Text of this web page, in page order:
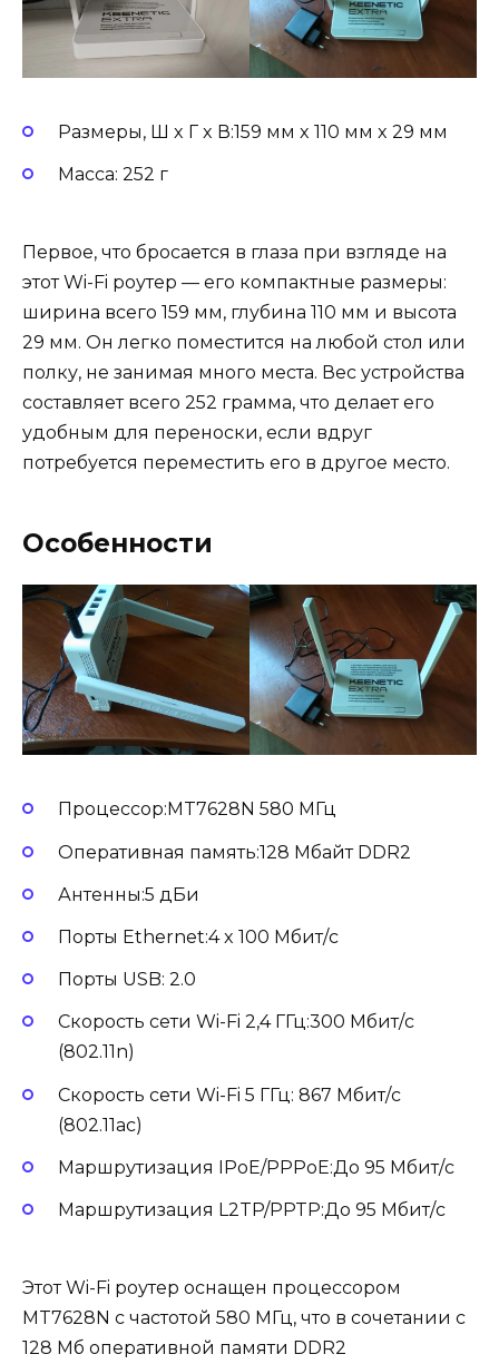
Размеры, Ш x Г x В:159 мм x 110 мм x 29 мм
Масса: 252 г
Первое, что бросается в глаза при взгляде на
этот Wi-Fi роутер — его компактные размеры:
ширина всего 159 мм, глубина 110 мм и высота
29 мм. Он легко поместится на любой стол или
полку, не занимая много места. Вес устройства
составляет всего 252 грамма, что делает его
удобным для переноски, если вдруг
потребуется переместить его в другое место.
Особенности
Процессор:MT7628N 580 МГц
Оперативная память:128 Мбайт DDR2
Антенны:5 дБи
Порты Ethernet:4 x 100 Мбит/с
Порты USB: 2.0
Скорость сети Wi-Fi 2,4 ГГц:300 Мбит/с
(802.11n)
Скорость сети Wi-Fi 5 ГГц: 867 Мбит/с
(802.11ac)
Маршрутизация IPoE/PPPoE:До 95 Мбит/с
Маршрутизация L2TP/PPTP:До 95 Мбит/с
Этот Wi-Fi роутер оснащен процессором
MT7628N с частотой 580 МГц, что в сочетании с
128 Мб оперативной памяти DDR2